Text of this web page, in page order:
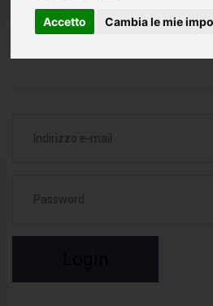
Accetto Cambia le mie